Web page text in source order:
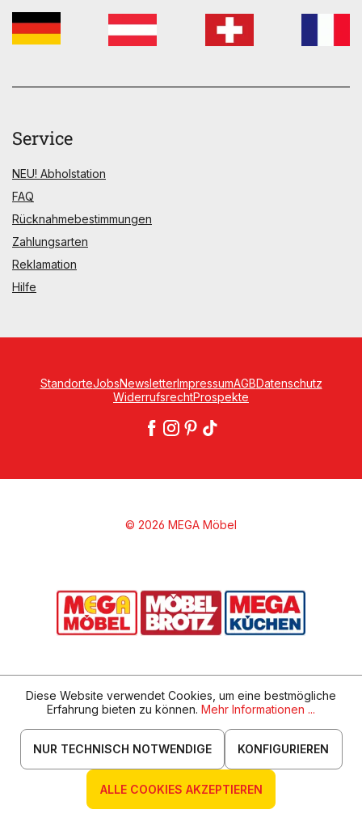
Service
NEU! Abholstation
FAQ
Rücknahmebestimmungen
Zahlungsarten
Reklamation
Hilfe
StandorteJobsNewsletterImpressumAGBDatenschutz
WiderrufsrechtProspekte
© 2026 MEGA Möbel
Diese Website verwendet Cookies, um eine bestmögliche
Erfahrung bieten zu können. Mehr Informationen ...
NUR TECHNISCH NOTWENDIGE KONFIGURIEREN
ALLE COOKIES AKZEPTIEREN